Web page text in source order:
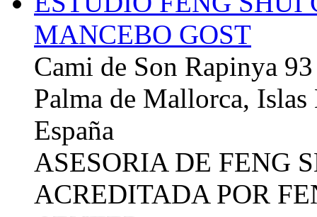
MANCEBO GOST
Cami de Son Rapinya 93
Palma de Mallorca, Islas
España
ASESORIA DE FENG
ACREDITADA POR